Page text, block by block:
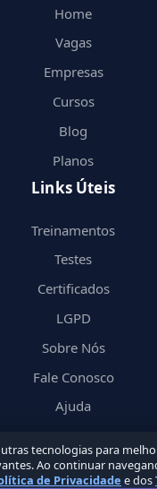
Home
Vagas
Empresas
Cursos
Blog
Planos
Links Úteis
Treinamentos
Testes
Certificados
LGPD
Sobre Nós
Fale Conosco
Ajuda
tecnologias para
Ao continuar
de Privacidade e dos